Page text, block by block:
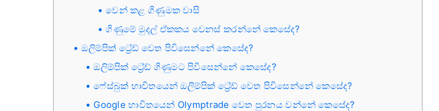
වෙන් කළ ගිණුමක වාසි
ගිණුමේ මුදල් ඒකකය වෙනස් කරන්නේ කෙසේද?
ඔලිම්පික් ට්‍රේඩ් වෙත පිවිසෙන්නේ කෙසේද?
ඔලිම්පික් ට්‍රේඩ් ගිණුමට පිවිසෙන්නේ කෙසේද?
ෆේස්බුක් භාවිතයෙන් ඔලිම්පික් ට්‍රේඩ් වෙත පිවිසෙන්නේ කෙසේද?
Google භාවිතයෙන් Olymptrade වෙත පුරනය වන්නේ කෙසේද?